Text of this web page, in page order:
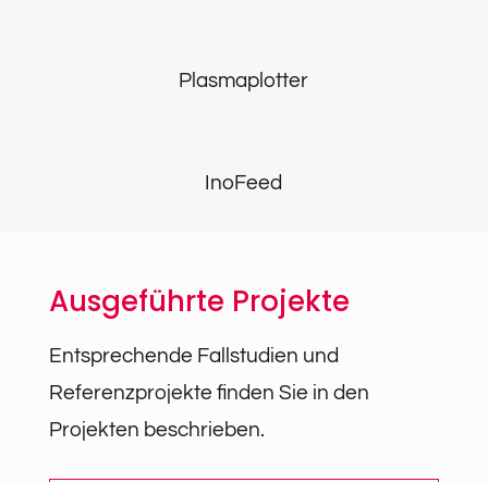
Plasmaplotter
InoFeed
Ausgeführte Projekte
Entsprechende Fallstudien und
Referenzprojekte finden Sie in den
Projekten beschrieben.